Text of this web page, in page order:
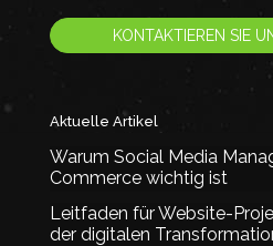
KONTAKTIEREN SIE
Aktuelle Artikel
Warum Social Media
Commerce wichtig ist
Leitfaden für Website-
der digitalen